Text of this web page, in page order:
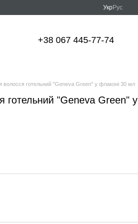
УкрРус
+38 067 445-77-74
волосся готельний "Geneva Green" у флаконі 30 мл
готельний "Geneva Green" у